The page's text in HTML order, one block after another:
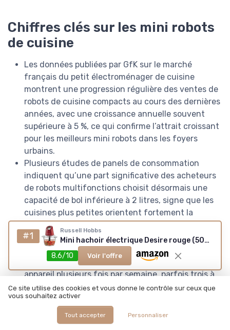
Chiffres clés sur les mini robots
de cuisine
Les données publiées par GfK sur le marché
français du petit électroménager de cuisine
montrent une progression régulière des ventes de
robots de cuisine compacts au cours des dernières
années, avec une croissance annuelle souvent
supérieure à 5 %, ce qui confirme l’attrait croissant
pour les meilleurs mini robots dans les foyers
urbains.
Plusieurs études de panels de consommation
indiquent qu’une part significative des acheteurs
de robots multifonctions choisit désormais une
capacité de bol inférieure à 2 litres, signe que les
cuisines plus petites orientent fortement la
conception des nouveaux modèles.
D’après les rapports récents de l’Observatoire des
équipements ménagers, une majorité de
possesseurs de robot cuiseur déclare utiliser son
appareil plusieurs fois par semaine, parfois trois à
quatre fois, ce qui confirme l’impact réel de ces
robots cuiseurs sur les habitudes de cuisine
quotidienne.
Les enquêtes de l’UFC Que Choisir et d’autres
#1 Russell Hobbs
Mini hachoir électrique Desire rouge (500 ml)
8.6/10
Voir l'offre
Ce site utilise des cookies et vous donne le contrôle sur ceux que
vous souhaitez activer
Tout accepter Personnaliser